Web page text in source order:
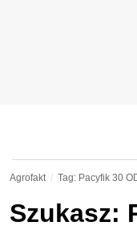
Agrofakt Tag: Pacyfik 30
Szukasz: